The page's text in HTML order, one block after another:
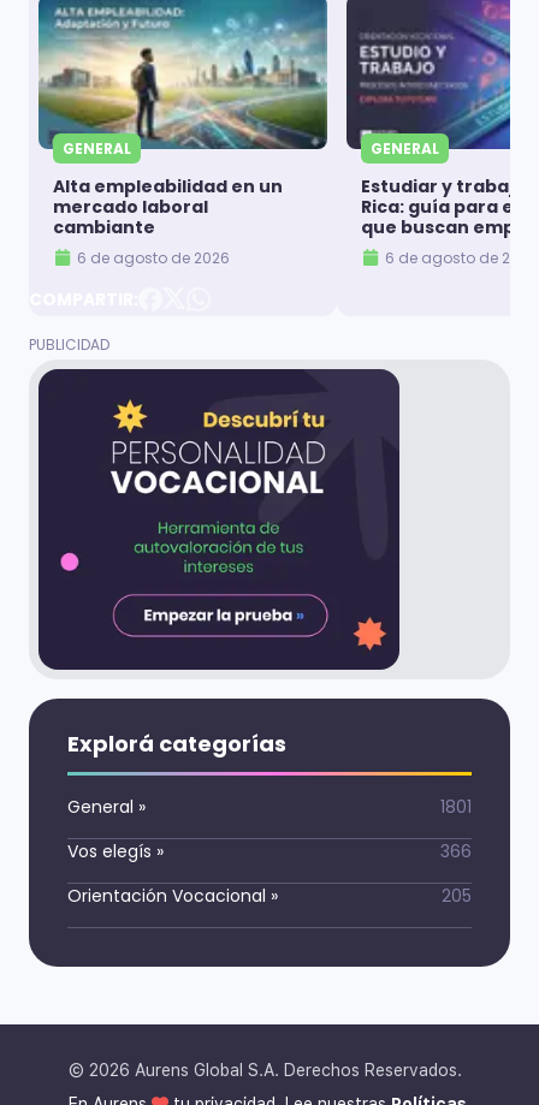
GENERAL
Alta empleabilidad en un
mercado laboral
cambiante
6 de agosto de 2026
GENERAL
Estudiar y trabajar
Rica: guía para
que buscan
6 de agosto de 2026
Explorá categorías
General »
1801
Vos elegís »
366
Orientación Vocacional » 205
© 2026 Aurens Global S.A. Derechos Reservados.